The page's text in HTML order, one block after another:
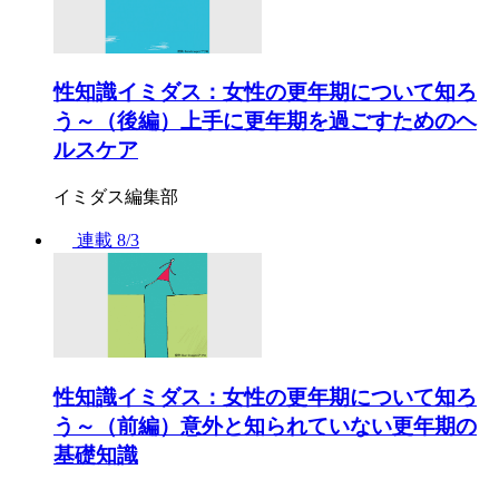
性知識イミダス：女性の更年期について知ろ
う～（後編）上手に更年期を過ごすためのヘ
ルスケア
イミダス編集部
連載 8/3
性知識イミダス：女性の更年期について知ろ
う～（前編）意外と知られていない更年期の
基礎知識